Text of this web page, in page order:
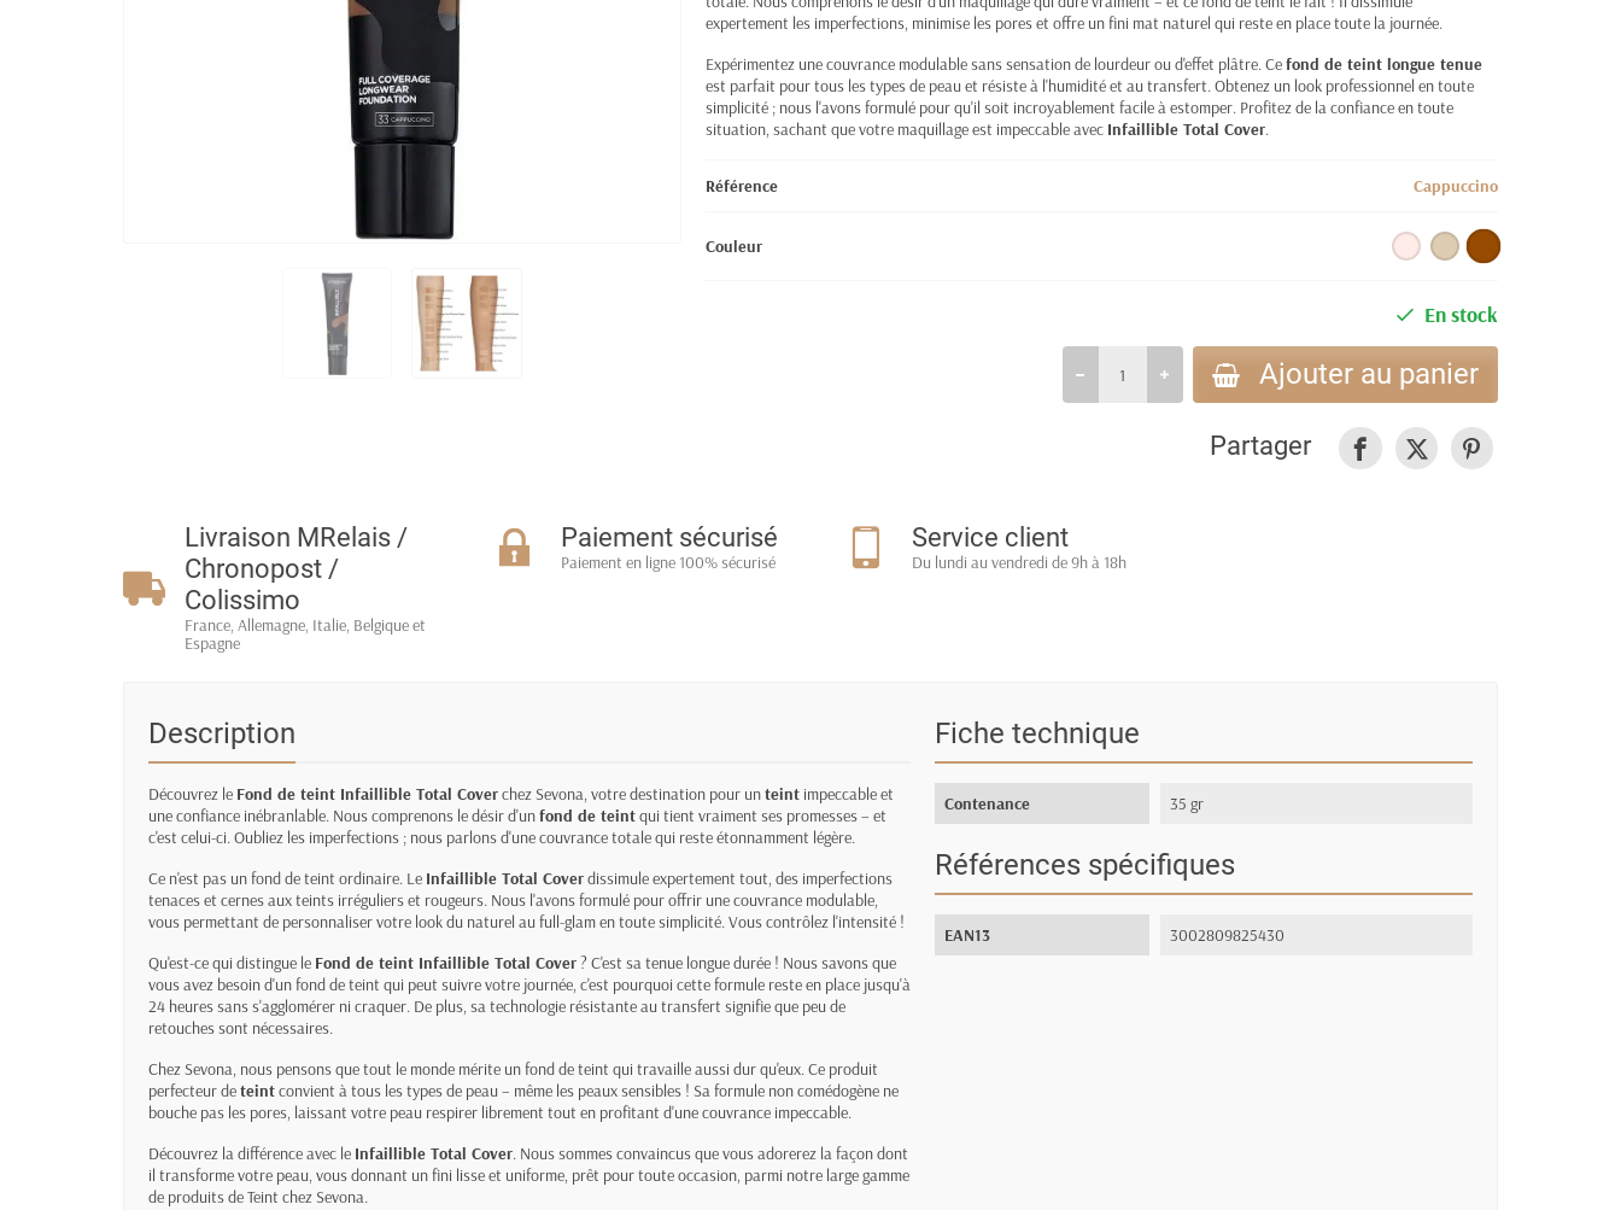
expertement les imperfections, minimise les pores et offre un fini mat naturel qui reste en place toute la journée.
Expérimentez une couvrance modulable sans sensation de lourdeur ou d'effet plâtre. Cefond de teint longue tenue
est parfait pour tous les types de peau et résiste à l'humidité et au transfert. Obtenez un look professionnel en toute
simplicité ; nous l'avons formulé pour qu'il soit incroyablement facile à estomper. Profitez de la confiance en toute
situation, sachant que votre maquillage est impeccable avec Infaillible Total Cover.
Référence Cappuccino
Couleur
En stock
Ajouter au panier
Partager
Livraison MRelais /
Chronopost /
Colissimo
France, Allemagne, Italie, Belgique et
Espagne
Paiement sécurisé
Paiement en ligne 100% sécurisé
Service client
Du lundi au vendredi de 9h à 18h
Description
Découvrez le Fond de teint Infaillible Total Coverchez Sevona, votre destination pour unteint impeccable et
une confiance inébranlable. Nous comprenons le désir d'unfond de teintqui tient vraiment ses promesses – et
c'est celui-ci. Oubliez les imperfections ; nous parlons d'une couvrance totale qui reste étonnamment légère.
Ce n'est pas un fond de teint ordinaire. Le Infaillible Total Coverdissimule expertement tout, des imperfections
tenaces et cernes aux teints irréguliers et rougeurs. Nous l'avons formulé pour offrir une couvrance modulable,
vous permettant de personnaliser votre look du naturel au full-glam en toute simplicité. Vous contrôlez l'intensité !
Qu'est-ce qui distingue le Fond de teint Infaillible Total Cover? C'est sa tenue longue durée ! Nous savons que
vous avez besoin d'un fond de teint qui peut suivre votre journée, c'est pourquoi cette formule reste en place jusqu'à
24 heures sans s'agglomérer ni craquer. De plus, sa technologie résistante au transfert signifie que peu de
retouches sont nécessaires.
Chez Sevona, nous pensons que tout le monde mérite un fond de teint qui travaille aussi dur qu'eux. Ce produit
perfecteur deteintconvient à tous les types de peau – même les peaux sensibles ! Sa formule non comédogène ne
bouche pas les pores, laissant votre peau respirer librement tout en profitant d'une couvrance impeccable.
Découvrez la différence avec le Infaillible Total Cover. Nous sommes convaincus que vous adorerez la façon dont
il transforme votre peau, vous donnant un fini lisse et uniforme, prêt pour toute occasion, parmi notre large gamme
de produits deTeint chez Sevona.
Fiche technique
Contenance 35 gr
Références spécifiques
EAN13 3002809825430